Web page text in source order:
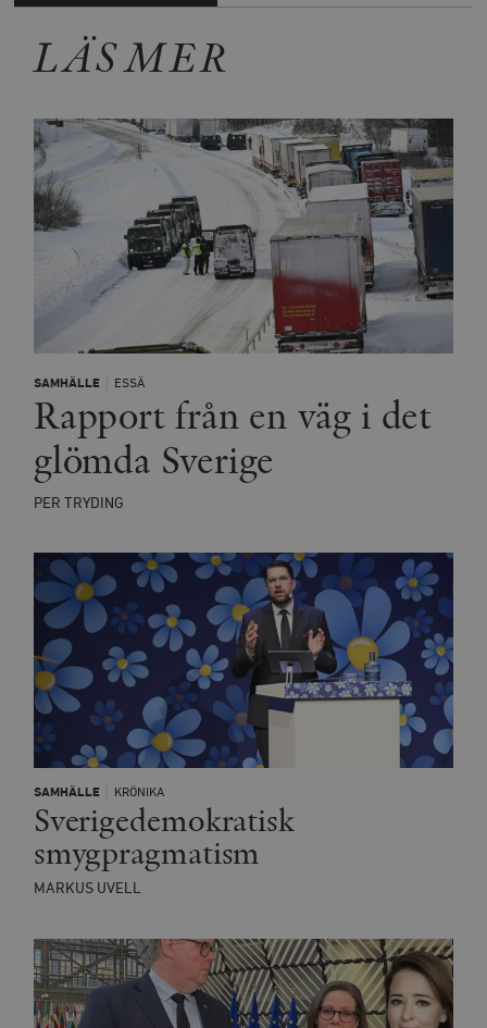
LÄS MER
SAMHÄLLE ESSÄ
Rapport från en väg i det
glömda Sverige
PER TRYDING
SAMHÄLLE KRÖNIKA
Sverigedemokratisk
smygpragmatism
MARKUS UVELL